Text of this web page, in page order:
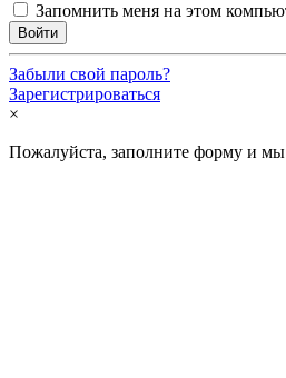
Запомнить меня на этом
Забыли свой пароль?
Зарегистрироваться
×
Пожалуйста, заполните форму и